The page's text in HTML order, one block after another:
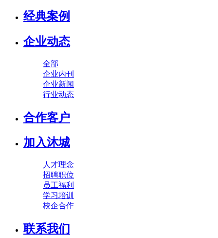
经典案例
企业动态
全部
企业内刊
企业新闻
行业动态
合作客户
加入沐城
人才理念
招聘职位
员工福利
学习培训
校企合作
联系我们